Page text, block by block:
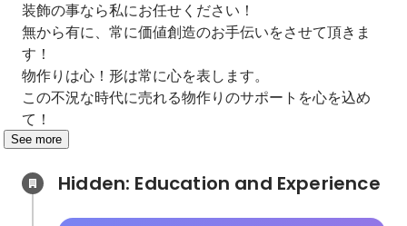
装飾の事なら私にお任せください！
無から有に、常に価値創造のお手伝いをさせて頂きま
す！
物作りは心！形は常に心を表します。
この不況な時代に売れる物作りのサポートを心を込め
て！
See more